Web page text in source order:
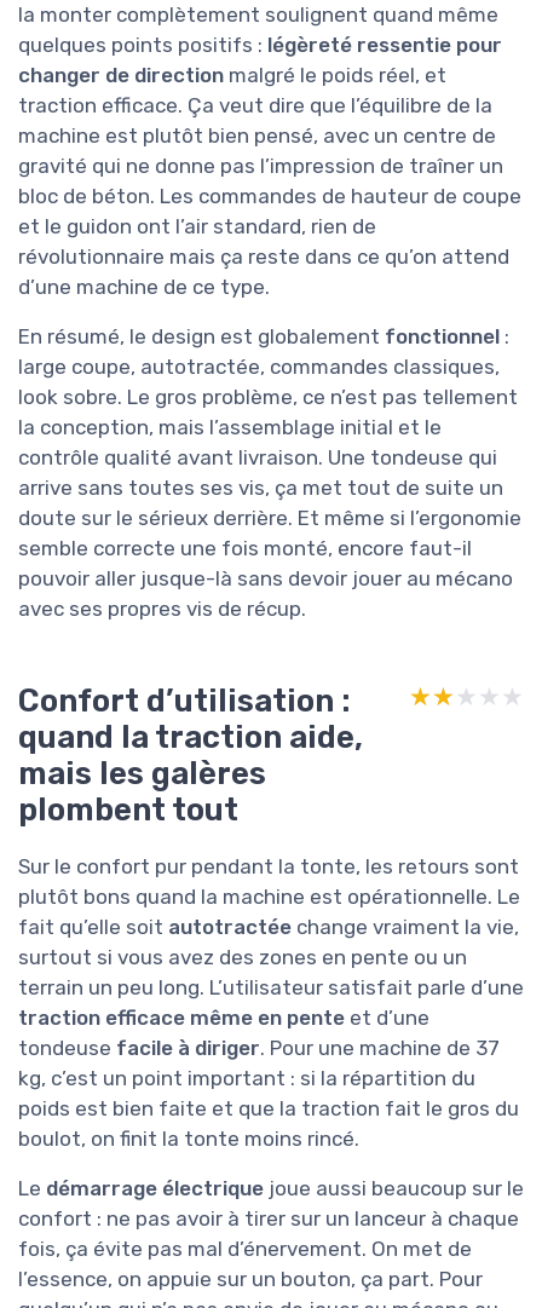
la monter complètement soulignent quand même
quelques points positifs : légèreté ressentie pour
changer de direction malgré le poids réel, et
traction efficace. Ça veut dire que l’équilibre de la
machine est plutôt bien pensé, avec un centre de
gravité qui ne donne pas l’impression de traîner un
bloc de béton. Les commandes de hauteur de coupe
et le guidon ont l’air standard, rien de
révolutionnaire mais ça reste dans ce qu’on attend
d’une machine de ce type.
En résumé, le design est globalement fonctionnel :
large coupe, autotractée, commandes classiques,
look sobre. Le gros problème, ce n’est pas tellement
la conception, mais l’assemblage initial et le
contrôle qualité avant livraison. Une tondeuse qui
arrive sans toutes ses vis, ça met tout de suite un
doute sur le sérieux derrière. Et même si l’ergonomie
semble correcte une fois monté, encore faut-il
pouvoir aller jusque-là sans devoir jouer au mécano
avec ses propres vis de récup.
Confort d’utilisation :
quand la traction aide,
mais les galères
plombent tout
★★★★★
★★★★★
Sur le confort pur pendant la tonte, les retours sont
plutôt bons quand la machine est opérationnelle. Le
fait qu’elle soit autotractée change vraiment la vie,
surtout si vous avez des zones en pente ou un
terrain un peu long. L’utilisateur satisfait parle d’une
traction efficace même en pente et d’une
tondeuse facile à diriger. Pour une machine de 37
kg, c’est un point important : si la répartition du
poids est bien faite et que la traction fait le gros du
boulot, on finit la tonte moins rincé.
Le démarrage électrique joue aussi beaucoup sur le
confort : ne pas avoir à tirer sur un lanceur à chaque
fois, ça évite pas mal d’énervement. On met de
l’essence, on appuie sur un bouton, ça part. Pour